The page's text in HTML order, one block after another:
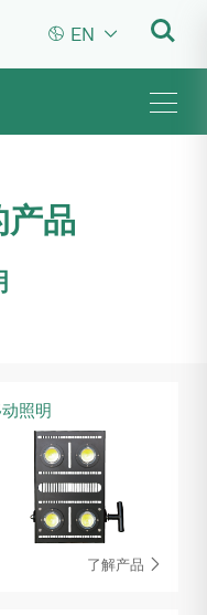
 EN 
产品
照明
了解产品 